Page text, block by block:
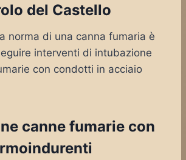
del Castello
norma di una canna fumaria è
interventi di intubazione
con condotti in acciaio
canne fumarie con